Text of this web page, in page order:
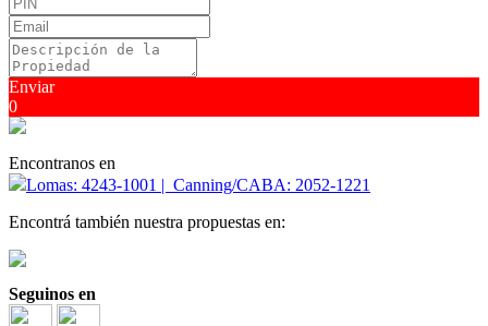
Enviar
0
Encontranos en
Lomas: 4243-1001 | Canning/CABA: 2052-1221
Encontrá también nuestra propuestas en:
Seguinos en